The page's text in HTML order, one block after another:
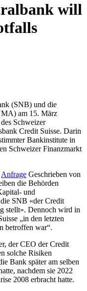
will
(SNB) und die
am 15. März
Schweizer
Credit Suisse. Darin
Bankinstitute in
Schweizer Finanzmarkt
Anfrage Geschrieben von
die Behörden
und
SNB «der Credit
stellt». Dennoch wird in
„in den letzten
betroffen war“.
der CEO der Credit
solche Risiken
Bank später am selben
nachdem sie 2022
2008 erbracht hatte.